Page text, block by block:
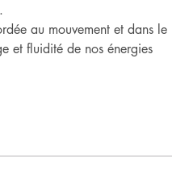
au mouvement et dans le
et fluidité de nos énergies